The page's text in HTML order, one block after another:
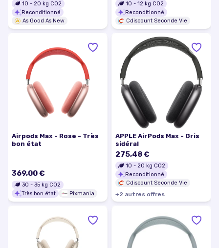
10 - 20 kg CO2
Reconditionné
As Good As New
10 - 12 kg CO2
Reconditionné
Cdiscount Seconde Vie
Airpods Max - Rose - Très
bon état
369,00 €
30 - 35 kg CO2
Très bon état
Pixmania
APPLE AirPods Max - Gris
sidéral
275,48 €
10 - 20 kg CO2
Reconditionné
Cdiscount Seconde Vie
+2 autres offres